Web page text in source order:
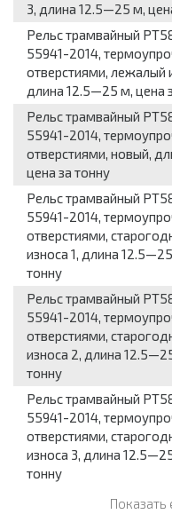
3, длина 12.5—25 м,
Рельс трамвайный
55941-2014,
отверстиями, лежалый
длина 12.5—25 м, цена
Рельс трамвайный
55941-2014,
отверстиями, новый,
цена за тонну
Рельс трамвайный
55941-2014,
отверстиями,
износа 1, длина
тонну
Рельс трамвайный
55941-2014,
отверстиями,
износа 2, длина
тонну
Рельс трамвайный
55941-2014,
отверстиями,
износа 3, длина
тонну
Показать